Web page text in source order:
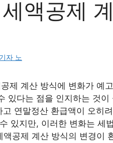
액공제
기자 노
제 계산 방식에 변화가 예
있다는 점을 인지하는 것
연말정산 환급액이 오히
있지만, 이러한 변화는 세
공제 계산 방식의 변경이